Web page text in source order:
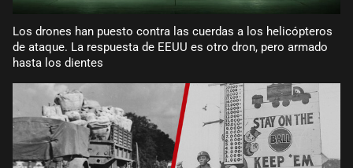
Los drones han puesto contra las cuerdas a los helicópteros
de ataque. La respuesta de EEUU es otro dron, pero armado
hasta los dientes